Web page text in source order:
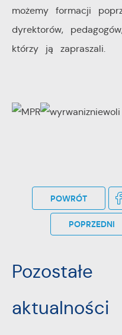
możemy formacji
dyrektorów,
którzy ją zapraszali.
POWRÓT
POPRZEDNI
Pozostałe
aktualności